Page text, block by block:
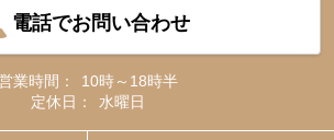
電話でお問い合わせ
業時間：
10時～18時半
定休日：
水曜日